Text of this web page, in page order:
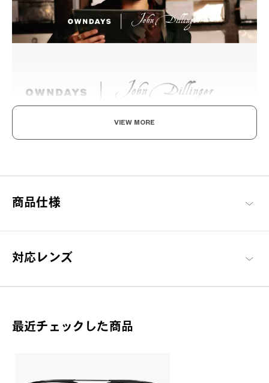
クラシックのその先へ
VIEW MORE
商品仕様
対応レンズ
最近チェックした商品